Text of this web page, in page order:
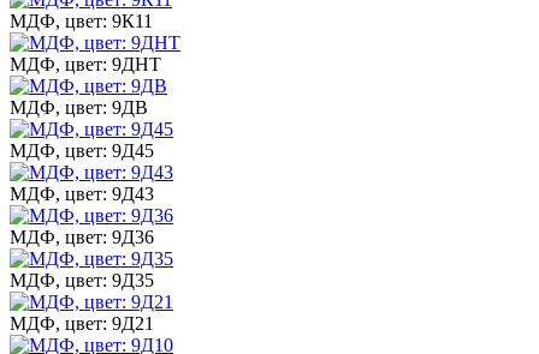
МДФ, цвет: 9К11
МДФ, цвет: 9ДНТ
МДФ, цвет: 9ДВ
МДФ, цвет: 9Д45
МДФ, цвет: 9Д43
МДФ, цвет: 9Д36
МДФ, цвет: 9Д35
МДФ, цвет: 9Д21